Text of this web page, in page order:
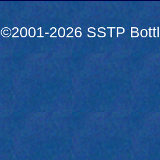
©2001-2026 SSTP